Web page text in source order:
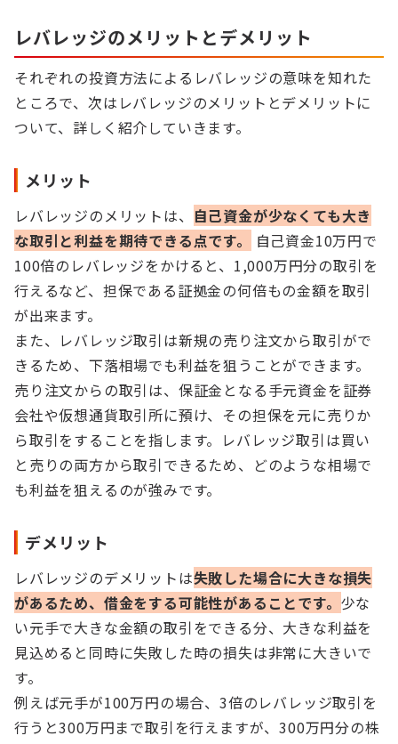
レバレッジのメリットとデメリット
それぞれの投資方法によるレバレッジの意味を知れた
ところで、次はレバレッジのメリットとデメリットに
ついて、詳しく紹介していきます。
メリット
レバレッジのメリットは、 自己資金が少なくても大き
な取引と利益を期待できる点です。
自己資金10万円で
100倍のレバレッジをかけると、1,000万円分の取引を
行えるなど、担保である証拠金の何倍もの金額を取引
が出来ます。
また、レバレッジ取引は新規の売り注文から取引がで
きるため、下落相場でも利益を狙うことができます。
売り注文からの取引は、保証金となる手元資金を証券
会社や仮想通貨取引所に預け、その担保を元に売りか
ら取引をすることを指します。レバレッジ取引は買い
と売りの両方から取引できるため、どのような相場で
も利益を狙えるのが強みです。
デメリット
レバレッジのデメリットは失敗した場合に大きな損失
があるため、借金をする可能性があることです。 少な
い元手で大きな金額の取引をできる分、大きな利益を
見込めると同時に失敗した時の損失は非常に大きいで
す。
例えば元手が100万円の場合、3倍のレバレッジ取引を
行うと300万円まで取引を行えますが、300万円分の株